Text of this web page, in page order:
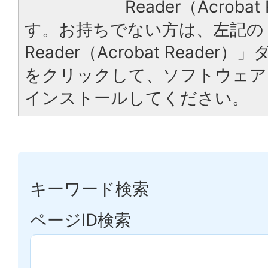
Reader（Acrobat
す。お持ちでない方は、左記
Reader（Acrobat Reader）」
をクリックして、ソフトウェ
インストールしてください。
キーワード検索
ページID検索